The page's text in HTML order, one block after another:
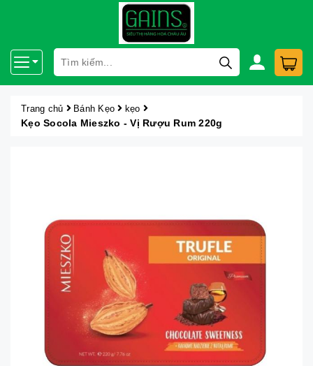
Trang chủ Bánh Kẹo kẹo
Kẹo Socola Mieszko - Vị Rượu Rum 220g